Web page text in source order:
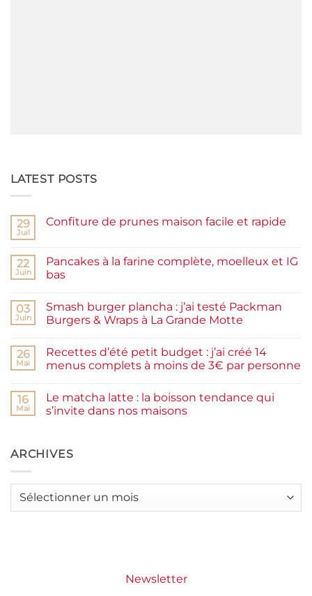
LATEST POSTS
29
Juil
Confiture de prunes maison facile et rapide
Confiture
de
prunes
et
rapide
22
Juin
Pancakes à la farine complète, moelleux et IG
bas
sur
Pancakes
à
complète,
moelleux
et
03
Juin
Smash burger plancha : j’ai testé Packman
Burgers & Wraps à La Grande Motte
sur
Smash
burger
testé
Packman
Burgers &
Grande
Motte
26
Mai
Recettes d’été petit budget : j’ai créé 14
menus complets à moins de 3€ par personne
sur
Recettes
d’été
j’ai
créé
à
16
Mai
Le matcha latte : la boisson tendance qui
s’invite dans nos maisons
Le
matcha
boisson
ARCHIVES
Archives
Newsletter